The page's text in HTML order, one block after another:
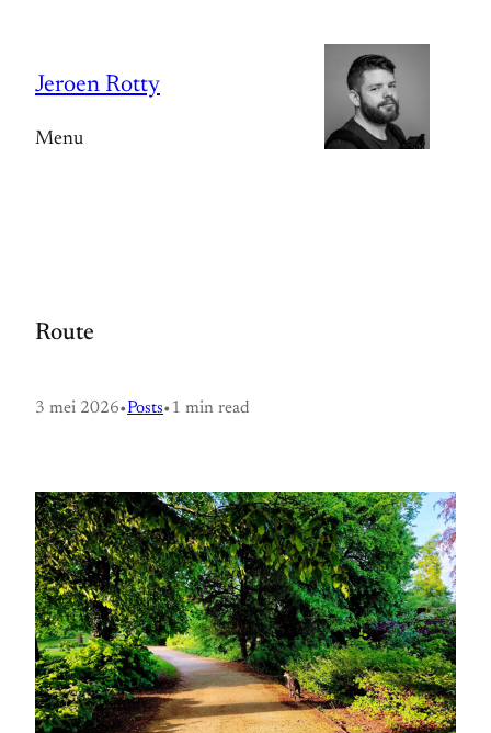
inhoud
Jeroen Rotty
Menu
Route
3 mei 2026•Posts•1 min read